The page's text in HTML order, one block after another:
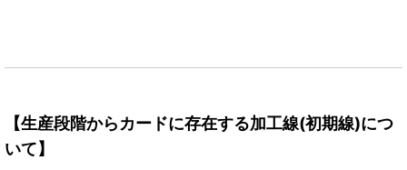
【生産段階からカードに存在する加工線(初期線)につ
いて】